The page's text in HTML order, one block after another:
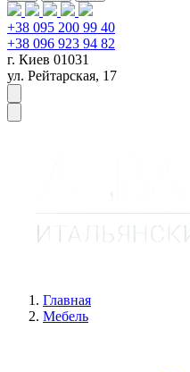
+38 095 200 99 40
+38 096 923 94 82
г. Киев 01031
ул. Рейтарская, 17
Главная
Мебель